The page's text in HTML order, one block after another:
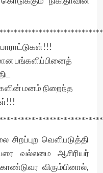
பங்களிப்பினைத்
மனம் நிறைந்த
வெளிபடுத்தி
வல்லமை ஆசிரியர்
விரும்பினால்,